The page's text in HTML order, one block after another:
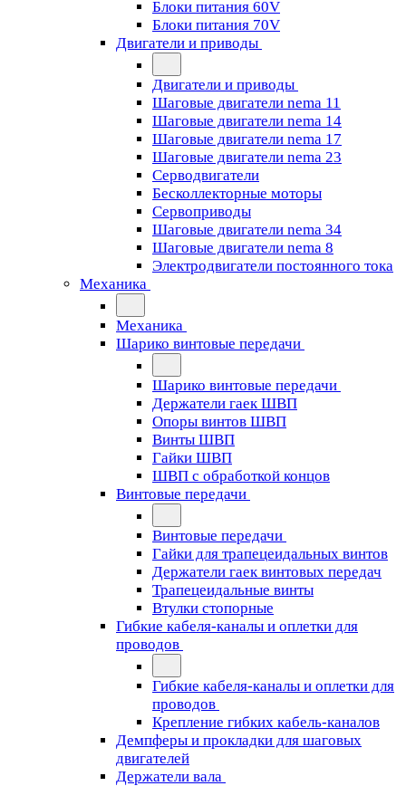
Блоки питания 60V
Блоки питания 70V
Двигатели и приводы
Двигатели и приводы
Шаговые двигатели nema 11
Шаговые двигатели nema 14
Шаговые двигатели nema 17
Шаговые двигатели nema 23
Cерводвигатели
Бесколлекторные моторы
Сервоприводы
Шаговые двигатели nema 34
Шаговые двигатели nema 8
Электродвигатели постоянного тока
Механика
Механика
Шарико винтовые передачи
Шарико винтовые передачи
Держатели гаек ШВП
Опоры винтов ШВП
Винты ШВП
Гайки ШВП
ШВП с обработкой концов
Винтовые передачи
Винтовые передачи
Гайки для трапецеидальных винтов
Держатели гаек винтовых передач
Трапецеидальные винты
Втулки стопорные
Гибкие кабеля-каналы и оплетки для
проводов
Гибкие кабеля-каналы и оплетки для
проводов
Крепление гибких кабель-каналов
Демпферы и прокладки для шаговых
двигателей
Держатели вала